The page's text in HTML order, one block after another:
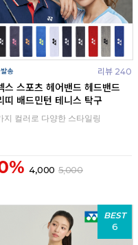
리뷰 240
스 스포츠 헤어밴드 헤드밴드
띠 배드민턴 테니스 탁구
지 컬러로 다양한 스타일링
4,000 5,000
BEST
6